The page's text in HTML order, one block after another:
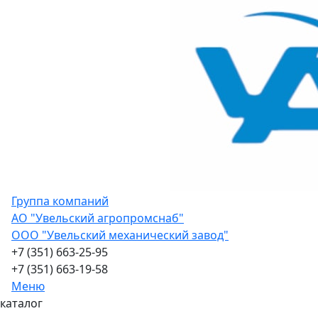
Группа компаний
АО "Увельский агропромснаб"
ООО "Увельский механический завод"
+7 (351) 663-25-95
+7 (351) 663-19-58
Меню
каталог